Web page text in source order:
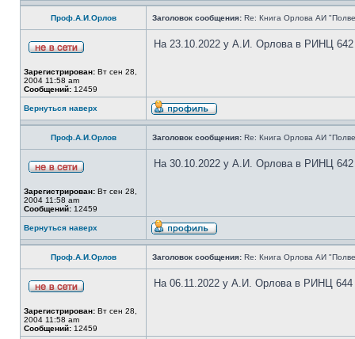
Проф.А.И.Орлов Заголовок сообщения: Re: Книга Орлова АИ
Зарегистрирован: Вт сен 28,
2004 11:58 am
Сообщений: 12459
На 23.10.2022 у А.И. Орлова в РИНЦ 642
Вернуться наверх
Проф.А.И.Орлов Заголовок сообщения: Re: Книга Орлова АИ
Зарегистрирован: Вт сен 28,
2004 11:58 am
Сообщений: 12459
На 30.10.2022 у А.И. Орлова в РИНЦ 642
Вернуться наверх
Проф.А.И.Орлов Заголовок сообщения: Re: Книга Орлова АИ
Зарегистрирован: Вт сен 28,
2004 11:58 am
Сообщений: 12459
На 06.11.2022 у А.И. Орлова в РИНЦ 644